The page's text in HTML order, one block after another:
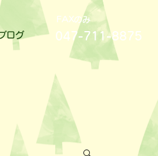
ログ 047-711-8875
FAXのみ